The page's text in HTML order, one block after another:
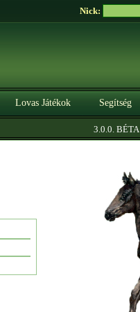
Nick:
Lovas Játékok Segítség
3.0.0. BÉTA|